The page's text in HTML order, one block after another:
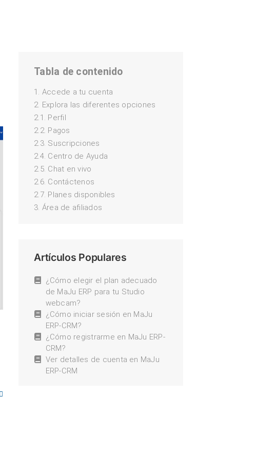
Tabla de contenido
1. Accede a tu cuenta
2. Explora las diferentes opciones
2.1. Perfil
2.2. Pagos
2.3. Suscripciones
2.4. Centro de Ayuda
2.5. Chat en vivo
2.6. Contáctenos
2.7. Planes disponibles
3. Área de afiliados
Artículos Populares
¿Cómo elegir el plan adecuado
de MaJu ERP para tu Studio
webcam?
¿Cómo iniciar sesión en MaJu
ERP-CRM?
¿Cómo registrarme en MaJu ERP-
CRM?
Ver detalles de cuenta en MaJu
ERP-CRM